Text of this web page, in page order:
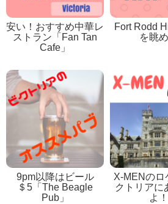
安い！おすすめ中華レ
ストラン「Fan Tan
Cafe」
Fort Rodd
を眺
9pm以降はビール
＄5「The Beagle
Pub」
X-MENのロ
クトリアに
よ！